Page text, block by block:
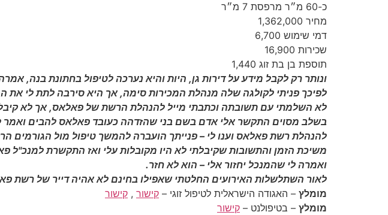
כ-60 מ״ר מרפסת 7 מ״ר
מחיר 1,362,000
דמי שימוש 6,700
שכירות 16,900
תוספת בן בת זוג 1,440
ונותר רק לקבל מידע על דירות גן, היות והיא נערכה לטיפול בחתונת בנה, אמרה
לפיכך פניתי לקולגה שלה מנהלת המכירות סימה, אך היא סירבה לתת לי
לא השלמתי עם תשובתה וכתבתי מייל להנהלת הרשת של פאלאס, אך לא
בשלב מסוים התקשר אלי אדם בשם בני שהזדהה כעובד פאלאס להבים ואמר
להנהלת רשת פאלאס וענו לי – פנייתך הועברה להמשך טיפול מול הגורמים
משיכת הזמן והתשובות שקיבלתי לא היו מקובלות עלי ואז התקשרת למנכ"ל
ואמרה לי שהמנכל יחזור אלי – הוא לא חזר.
לאור השתלשלות האירועים החלטתי שאפילו בחינם לא אהיה דייר של רשת
מומלץ – האגודה הישראלית לטיפול זוגי – קישור , קישור
מומלץ – בטיפולנט – קישור